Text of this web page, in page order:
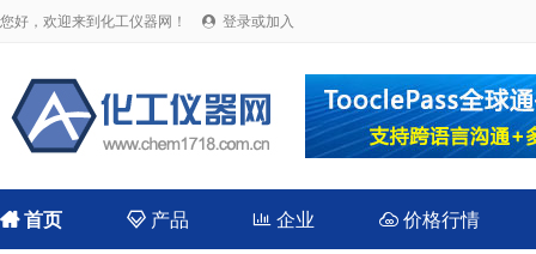
您好，欢迎来到化工仪器网！  登录或加入
首页 产品  企业 价格行情